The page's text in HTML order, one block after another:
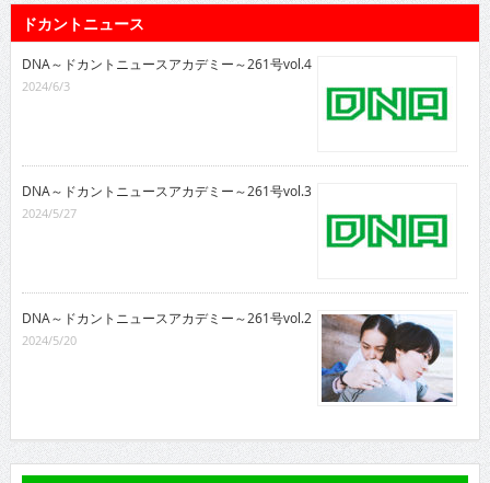
ドカントニュース
DNA～ドカントニュースアカデミー～261号vol.4
2024/6/3
DNA～ドカントニュースアカデミー～261号vol.3
2024/5/27
DNA～ドカントニュースアカデミー～261号vol.2
2024/5/20